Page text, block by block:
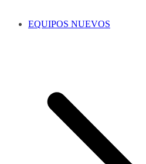
EQUIPOS NUEVOS